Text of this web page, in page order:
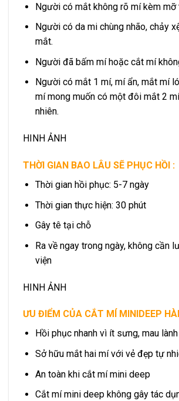
Người có mắt không rõ mí kèm mỡ
Người có da mi chùng nhão, chảy
mắt.
Người đã bấm mí hoặc cắt mí
Người có mắt 1 mí, mí ẩn, mắt mí
mí mong muốn có một đôi mắt 2
nhiên.
HINH ẢNH
THỜI GIAN BAO LÂU SẼ PHỤC HỒI :
Thời gian hồi phục: 5-7 ngày
Thời gian thực hiện: 30 phút
Gây tê tại chỗ
Ra về ngay trong ngày, không cần
viện
HINH ẢNH
ƯU ĐIỂM CỦA CẮT MÍ MINIDEEP
Hồi phục nhanh vì ít sưng, mau lành
Sở hữu mắt hai mí với vẻ đẹp tự
An toàn khi cắt mí mini deep
Cắt mí mini deep không gây tác